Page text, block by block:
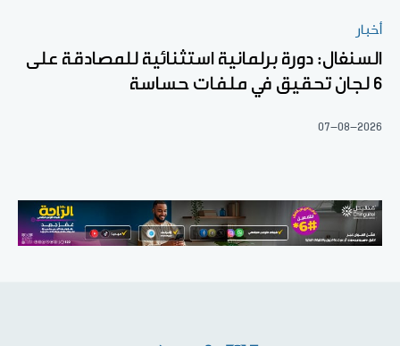
أخبار
السنغال: دورة برلمانية استثنائية للمصادقة على
6 لجان تحقيق في ملفات حساسة
07-08-2026